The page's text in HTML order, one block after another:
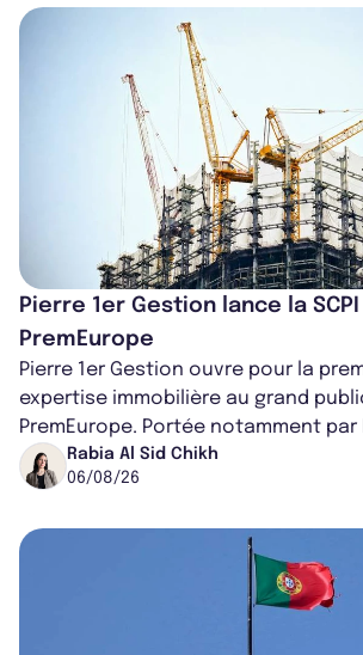
Pierre 1er Gestion lance la SCPI
PremEurope
Pierre 1er Gestion ouvre pour la
expertise immobilière au grand
PremEurope. Portée notamment par
ancien directeur des
Rabia Al Sid Chikh
06/08/26